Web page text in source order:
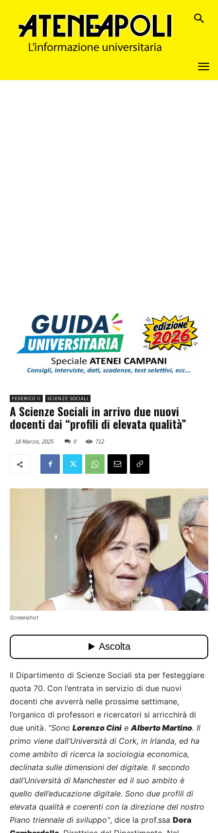
FEDERICO II SCIENZE SOCIALI
A Scienze Sociali in arrivo due nuovi
docenti dai “profili di elevata qualità”
18 Marzo, 2025 0 712
Screenshot
Il Dipartimento di Scienze Sociali sta per festeggiare
quota 70. Con l’entrata in servizio di due nuovi
docenti che avverrà nelle prossime settimane,
l’organico di professori e ricercatori si arricchirà di
due unità. “Sono Lorenzo Cini e Alberto Martino. Il
primo viene dall’Università di Cork, in Irlanda, ed ha
come ambito di ricerca la sociologia economica,
declinata sulle dimensioni del digitale. Il secondo
dall’Università di Manchester ed il suo ambito è
quello dell’educazione digitale. Sono due profili di
elevata qualità e coerenti con la direzione del nostro
Piano triennale di sviluppo”, dice la prof.ssa Dora